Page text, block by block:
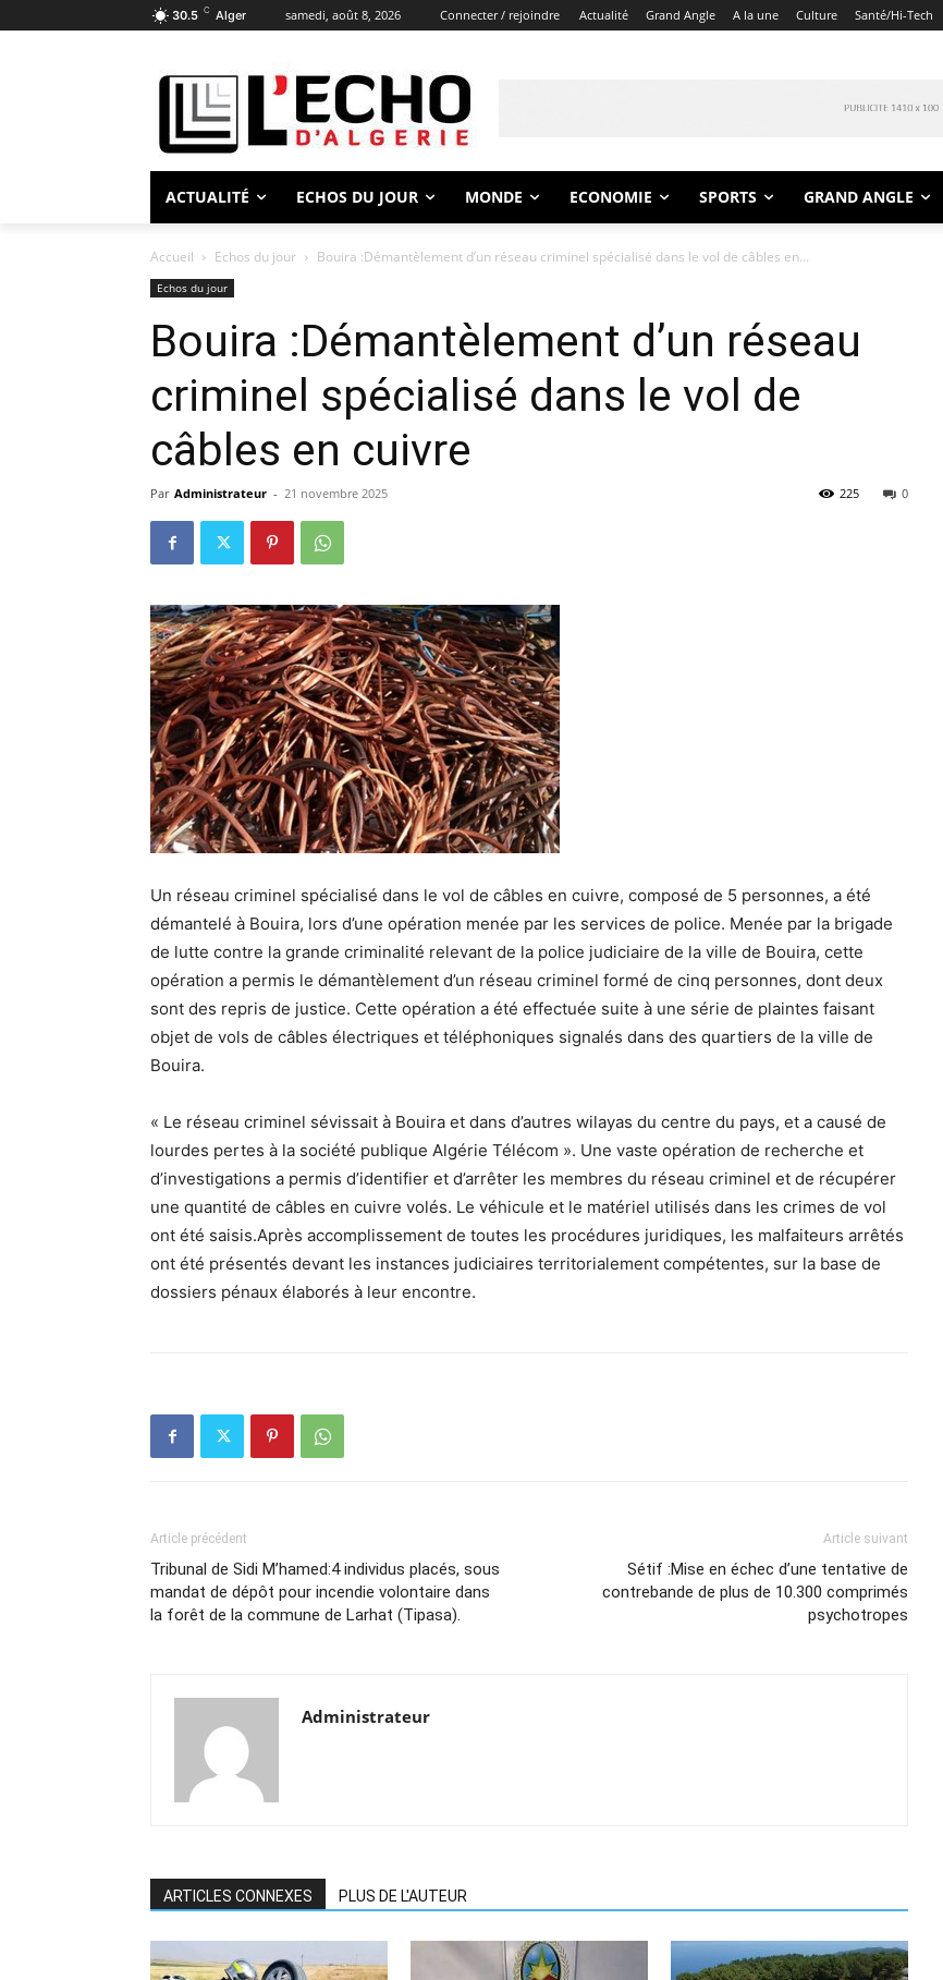
30.5 C Alger samedi, août 8, 2026 Connecter / rejoindre Actualité Grand Angle A la une Culture Santé/Hi-Tech
ACTUALITÉ ECHOS DU JOUR MONDE ECONOMIE SPORTS GRAND ANGLE
Accueil Echos du jour Bouira :Démantèlement d’un réseau criminel spécialisé dans le vol de câbles en...
Echos du jour
Bouira :Démantèlement d’un réseau
criminel spécialisé dans le vol de
câbles en cuivre
Par Administrateur - 21 novembre 2025 0
225
Un réseau criminel spécialisé dans le vol de câbles en cuivre, composé de 5 personnes, a été
démantelé à Bouira, lors d’une opération menée par les services de police. Menée par la brigade
de lutte contre la grande criminalité relevant de la police judiciaire de la ville de Bouira, cette
opération a permis le démantèlement d’un réseau criminel formé de cinq personnes, dont deux
sont des repris de justice. Cette opération a été effectuée suite à une série de plaintes faisant
objet de vols de câbles électriques et téléphoniques signalés dans des quartiers de la ville de
Bouira.
« Le réseau criminel sévissait à Bouira et dans d’autres wilayas du centre du pays, et a causé de
lourdes pertes à la société publique Algérie Télécom ». Une vaste opération de recherche et
d’investigations a permis d’identifier et d’arrêter les membres du réseau criminel et de récupérer
une quantité de câbles en cuivre volés. Le véhicule et le matériel utilisés dans les crimes de vol
ont été saisis.Après accomplissement de toutes les procédures juridiques, les malfaiteurs arrêtés
ont été présentés devant les instances judiciaires territorialement compétentes, sur la base de
dossiers pénaux élaborés à leur encontre.
Article précédent
Tribunal de Sidi M’hamed:4 individus placés, sous
mandat de dépôt pour incendie volontaire dans
la forêt de la commune de Larhat (Tipasa).
Article suivant
Sétif :Mise en échec d’une tentative de
contrebande de plus de 10.300 comprimés
psychotropes
Administrateur
ARTICLES CONNEXES PLUS DE L'AUTEUR